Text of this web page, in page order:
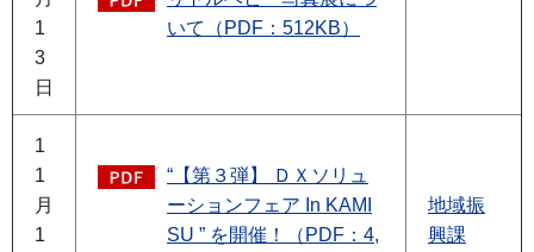
1
3
日
いて（PDF：512KB）
1
1
月
1
“【第３弾】 ＤＸソリュ
ーションフェア In KAMI
SU ” を開催！（PDF：4,
地域振
興課